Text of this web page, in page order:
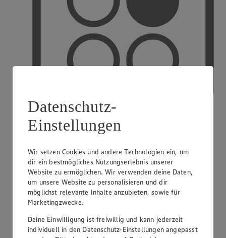
Datenschutz-
Einstellungen
Wir setzen Cookies und andere Technologien ein, um
dir ein bestmögliches Nutzungserlebnis unserer
Website zu ermöglichen. Wir verwenden deine Daten,
um unsere Website zu personalisieren und dir
möglichst relevante Inhalte anzubieten, sowie für
Marketingzwecke.
Deine Einwilligung ist freiwillig und kann jederzeit
individuell in den Datenschutz-Einstellungen angepasst